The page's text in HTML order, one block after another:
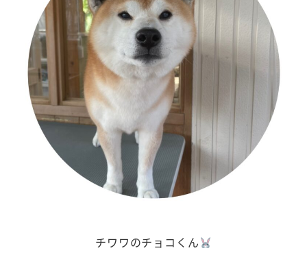
チワワのチョコくん